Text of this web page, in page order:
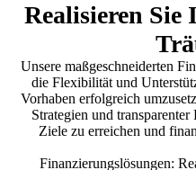
Realisieren Sie
Unsere maßgeschneiderten
die Flexibilität und
Vorhaben erfolgreich
Strategien und
Ziele zu erreichen und
Finanzierungslösungen: